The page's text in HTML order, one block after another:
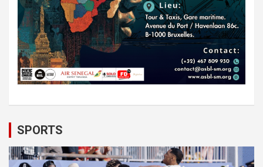
SPORTS